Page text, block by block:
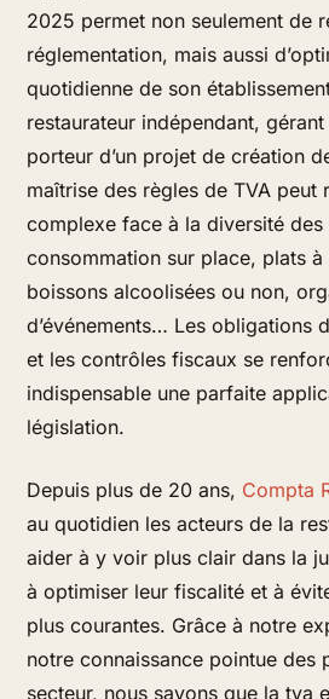
2025 permet non seulement de
réglementation, mais aussi
quotidienne de son
restaurateur indépendant, gérant
porteur d’un projet de création
maîtrise des règles de TVA peut
complexe face à la diversité des
consommation sur place, plats
boissons alcoolisées ou non,
d’événements… Les obligations
et les contrôles fiscaux se
indispensable une parfaite
législation.
Depuis plus de 20 ans, Compta
au quotidien les acteurs de la
aider à y voir plus clair dans la
à optimiser leur fiscalité et à
plus courantes. Grâce à notre
notre connaissance pointue des
secteur, nous savons que la tva